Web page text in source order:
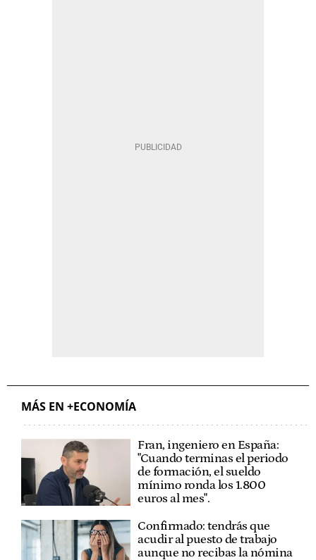
MÁS EN +ECONOMÍA
Fran, ingeniero en España:
"Cuando terminas el periodo
de formación, el sueldo
mínimo ronda los 1.800
euros al mes".
Confirmado: tendrás que
acudir al puesto de trabajo
aunque no recibas la nómina